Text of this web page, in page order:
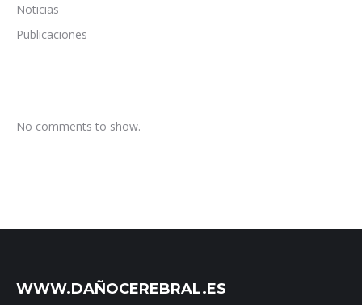
Noticias
Publicaciones
No comments to show.
WWW.DAÑOCEREBRAL.ES